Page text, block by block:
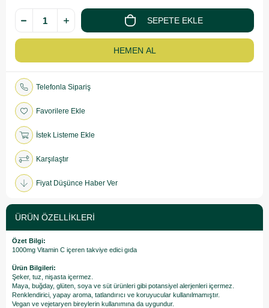
Telefonla Sipariş
Favorilere Ekle
İstek Listeme Ekle
Karşılaştır
Fiyat Düşünce Haber Ver
ÜRÜN ÖZELLIKLERI
Özet Bilgi:
1000mg Vitamin C içeren takviye edici gıda
Ürün Bilgileri:
Şeker, tuz, nişasta içermez.
Maya, buğday, glüten, soya ve süt ürünleri gibi potansiyel alerjenleri içermez.
Renklendirici, yapay aroma, tatlandırıcı ve koruyucular kullanılmamıştır.
Vegan ve vejetaryen bireylerin kullanımına da uygundur.